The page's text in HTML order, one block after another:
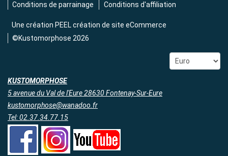
Conditions de parrainage
Conditions d'affiliation
Une création PEEL création de site eCommerce
©Kustomorphose 2026
KUSTOMORPHOSE
5 avenue du Val de l'Eure 28630 Fontenay-Sur-Eure
kustomorphose@wanadoo.fr
Tel: 02.37.34.77.15